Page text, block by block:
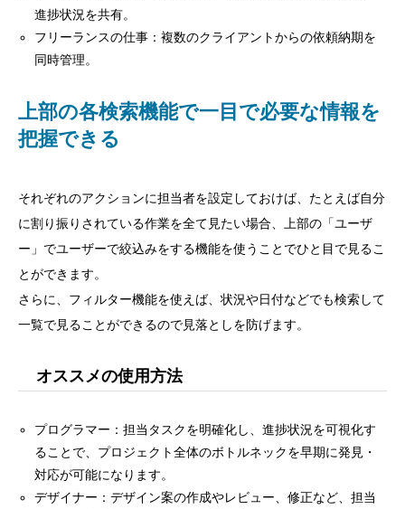
進捗状況を共有。
フリーランスの仕事：複数のクライアントからの依頼納期を
同時管理。
上部の各検索機能で一目で必要な情報を
把握できる
それぞれのアクションに担当者を設定しておけば、たとえば自分
に割り振りされている作業を全て見たい場合、上部の「ユーザ
ー」でユーザーで絞込みをする機能を使うことでひと目で見るこ
とができます。
さらに、フィルター機能を使えば、状況や日付などでも検索して
一覧で見ることができるので見落としを防げます。
オススメの使用方法
プログラマー：担当タスクを明確化し、進捗状況を可視化す
ることで、プロジェクト全体のボトルネックを早期に発見・
対応が可能になります。
デザイナー：デザイン案の作成やレビュー、修正など、担当